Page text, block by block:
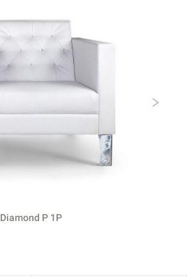
Diamond P 1P